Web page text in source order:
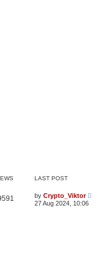
LAST POST
by Crypto_Viktor
27 Aug 2024, 10:06